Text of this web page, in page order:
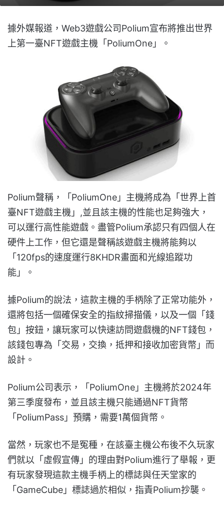
據外媒報道，Web3遊戲公司Polium宣布將推出世界
上第一臺NFT遊戲主機「PoliumOne」。
Polium聲稱，「PoliumOne」主機將成為「世界上首
臺NFT遊戲主機」,並且該主機的性能也足夠強大，
可以運行高性能遊戲。盡管Polium承認只有四個人在
硬件上工作，但它還是聲稱該遊戲主機將能夠以
「120fps的速度運行8KHDR畫面和光線追蹤功
能」。
據Polium的說法，這款主機的手柄除了正常功能外，
還將包括一個確保安全的指紋掃描儀，以及一個「錢
包」按鈕，讓玩家可以快速訪問遊戲機的NFT錢包，
該錢包專為「交易，交換，抵押和接收加密貨幣」而
設計。
Polium公司表示，「PoliumOne」主機將於2024年
第三季度發布，並且該主機只能通過NFT貨幣
「PoliumPass」預購，需要1萬個貨幣。
當然，玩家也不是冤種，在該臺主機公布後不久玩家
們就以「虛假宣傳」的理由對Polium進行了舉報，更
有玩家發現這款主機手柄上的標誌與任天堂家的
「GameCube」標誌過於相似，指責Polium抄襲。